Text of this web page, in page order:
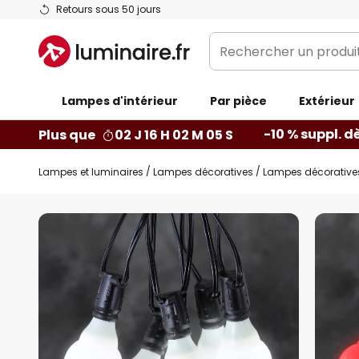
Retours sous 50 jours
Allez
contenu
Rechercher
un
catégorie...
Lampes d'intérieur Par pièce Extérieur
Plus que 02 J 16 H 02 M 04 S -10 % suppl.
Lampes et luminaires Lampes décoratives Lampes
Skip
images